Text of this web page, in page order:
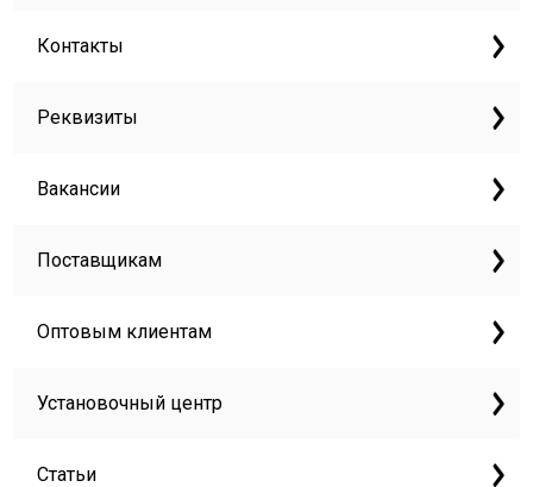
Контакты
Реквизиты
Вакансии
Поставщикам
Оптовым клиентам
Установочный центр
Статьи